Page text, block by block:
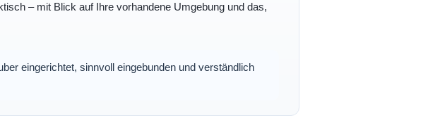
– mit Blick auf Ihre vorhandene Umgebung und das,
eingerichtet, sinnvoll eingebunden und verständlich